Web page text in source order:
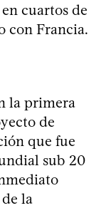
cuartos de
con Francia.
la primera
de
que fue
sub 20
la